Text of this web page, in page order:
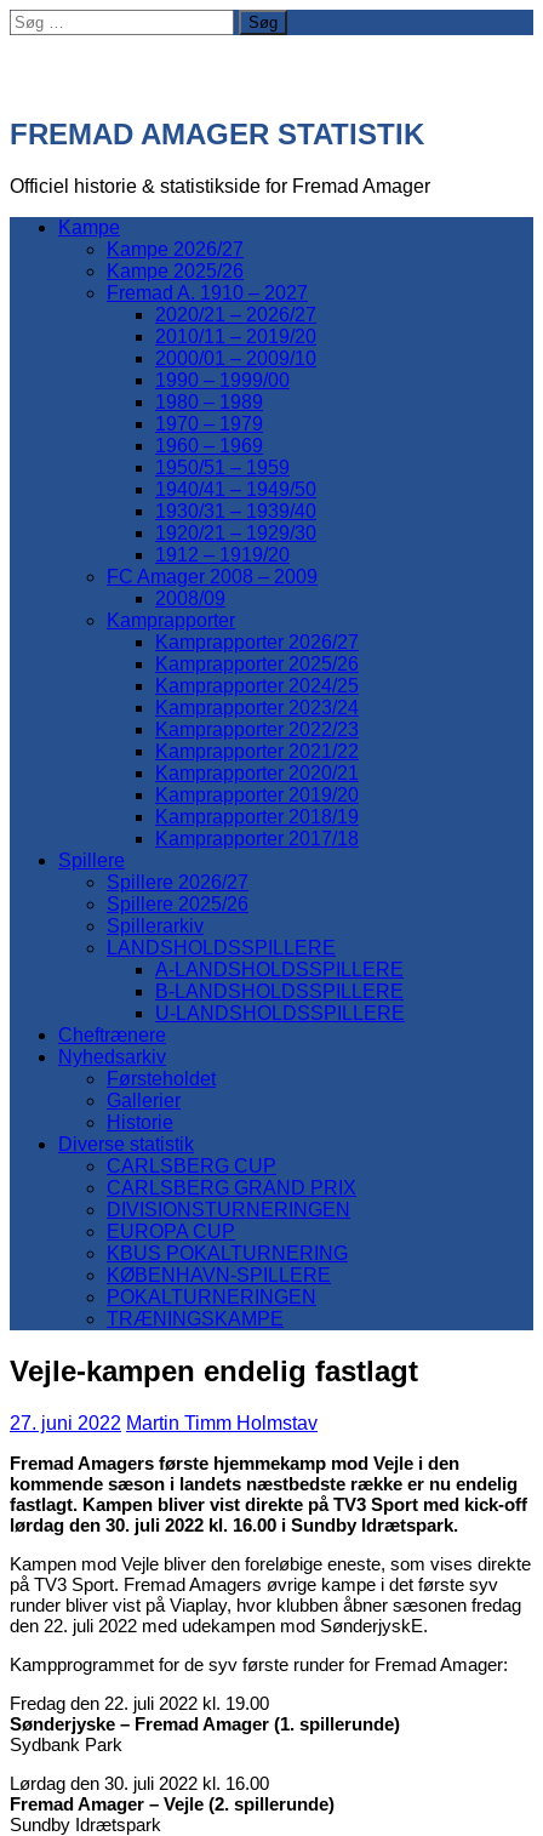
Søg
efter:
FREMAD AMAGER STATISTIK
Officiel historie & statistikside for Fremad Amager
Kampe
Kampe 2026/27
Kampe 2025/26
Fremad A. 1910 – 2027
2020/21 – 2026/27
2010/11 – 2019/20
2000/01 – 2009/10
1990 – 1999/00
1980 – 1989
1970 – 1979
1960 – 1969
1950/51 – 1959
1940/41 – 1949/50
1930/31 – 1939/40
1920/21 – 1929/30
1912 – 1919/20
FC Amager 2008 – 2009
2008/09
Kamprapporter
Kamprapporter 2026/27
Kamprapporter 2025/26
Kamprapporter 2024/25
Kamprapporter 2023/24
Kamprapporter 2022/23
Kamprapporter 2021/22
Kamprapporter 2020/21
Kamprapporter 2019/20
Kamprapporter 2018/19
Kamprapporter 2017/18
Spillere
Spillere 2026/27
Spillere 2025/26
Spillerarkiv
LANDSHOLDSSPILLERE
A-LANDSHOLDSSPILLERE
B-LANDSHOLDSSPILLERE
U-LANDSHOLDSSPILLERE
Cheftrænere
Nyhedsarkiv
Førsteholdet
Gallerier
Historie
Diverse statistik
CARLSBERG CUP
CARLSBERG GRAND PRIX
DIVISIONSTURNERINGEN
EUROPA CUP
KBUS POKALTURNERING
KØBENHAVN-SPILLERE
POKALTURNERINGEN
TRÆNINGSKAMPE
Vejle-kampen endelig fastlagt
27. juni 2022 Martin Timm Holmstav
Fremad Amagers første hjemmekamp mod Vejle i den
kommende sæson i landets næstbedste række er nu endelig
fastlagt. Kampen bliver vist direkte på TV3 Sport med kick-off
lørdag den 30. juli 2022 kl. 16.00 i Sundby Idrætspark.
Kampen mod Vejle bliver den foreløbige eneste, som vises direkte
på TV3 Sport. Fremad Amagers øvrige kampe i det første syv
runder bliver vist på Viaplay, hvor klubben åbner sæsonen fredag
den 22. juli 2022 med udekampen mod SønderjyskE.
Kampprogrammet for de syv første runder for Fremad Amager:
Fredag den 22. juli 2022 kl. 19.00
Sønderjyske – Fremad Amager (1. spillerunde)
Sydbank Park
Lørdag den 30. juli 2022 kl. 16.00
Fremad Amager – Vejle (2. spillerunde)
Sundby Idrætspark